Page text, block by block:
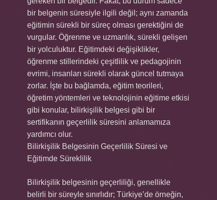
bir belgenin süresiyle ilgili değil; aynı zamanda
eğitimin sürekli bir süreç olması gerektiğini de
vurgular. Öğrenme ve uzmanlık, sürekli gelişen
bir yolculuktur. Eğitimdeki değişiklikler,
öğrenme stillerindeki çeşitlilik ve pedagojinin
evrimi, insanları sürekli olarak güncel tutmaya
zorlar. İşte bu bağlamda, eğitim teorileri,
öğretim yöntemleri ve teknolojinin eğitime etkisi
gibi konular, bilirkişilik belgesi gibi bir
sertifikanın geçerlilik süresini anlamamıza
yardımcı olur.
Bilirkişilik Belgesinin Geçerlilik Süresi ve
Eğitimde Süreklilik
Bilirkişilik belgesinin geçerliliği, genellikle
belirli bir süreyle sınırlıdır; Türkiye’de örneğin,